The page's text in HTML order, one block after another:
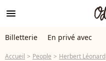
menu
Billetterie En privé avec
Accueil People Herbert Léonard